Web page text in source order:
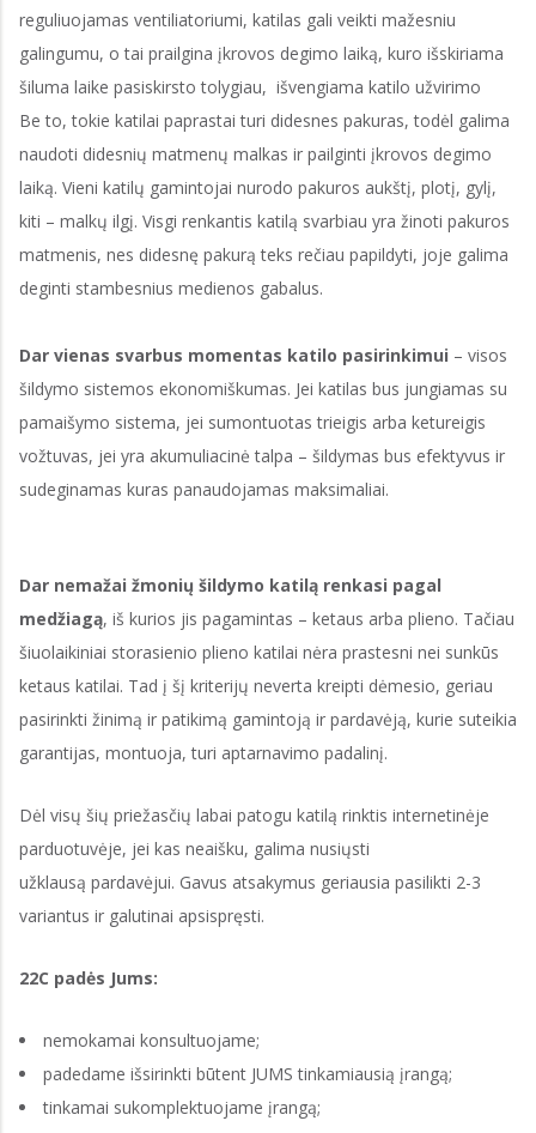
reguliuojamas ventiliatoriumi, katilas gali veikti mažesniu
galingumu, o tai prailgina įkrovos degimo laiką, kuro išskiriama
šiluma laike pasiskirsto tolygiau, išvengiama katilo užvirimo
Be to, tokie katilai paprastai turi didesnes pakuras, todėl galima
naudoti didesnių matmenų malkas ir pailginti įkrovos degimo
laiką. Vieni katilų gamintojai nurodo pakuros aukštį, plotį, gylį,
kiti – malkų ilgį. Visgi renkantis katilą svarbiau yra žinoti pakuros
matmenis, nes didesnę pakurą teks rečiau papildyti, joje galima
deginti stambesnius medienos gabalus.
Dar vienas svarbus momentas katilo pasirinkimui – visos
šildymo sistemos ekonomiškumas. Jei katilas bus jungiamas su
pamaišymo sistema, jei sumontuotas trieigis arba ketureigis
vožtuvas, jei yra akumuliacinė talpa – šildymas bus efektyvus ir
sudeginamas kuras panaudojamas maksimaliai.
Dar nemažai žmonių šildymo katilą renkasi pagal
medžiagą, iš kurios jis pagamintas – ketaus arba plieno. Tačiau
šiuolaikiniai storasienio plieno katilai nėra prastesni nei sunkūs
ketaus katilai. Tad į šį kriterijų neverta kreipti dėmesio, geriau
pasirinkti žinimą ir patikimą gamintoją ir pardavėją, kurie suteikia
garantijas, montuoja, turi aptarnavimo padalinį.
Dėl visų šių priežasčių labai patogu katilą rinktis internetinėje
parduotuvėje, jei kas neaišku, galima nusiųsti
užklausą pardavėjui. Gavus atsakymus geriausia pasilikti 2-3
variantus ir galutinai apsispręsti.
22C padės Jums:
nemokamai konsultuojame;
padedame išsirinkti būtent JUMS tinkamiausią įrangą;
tinkamai sukomplektuojame įrangą;